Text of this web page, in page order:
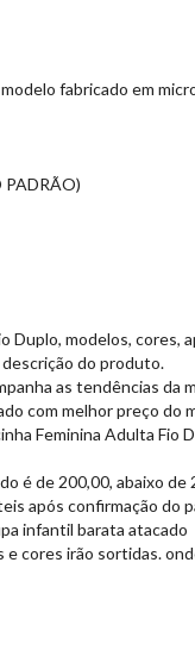
fabricado em
PADRÃO)
Duplo, modelos,
do produto.
as tendências da
com melhor preço do
Feminina Adulta
é de 200,00, abaixo
após confirmação
infantil barata atacado
e cores irão sortidas.